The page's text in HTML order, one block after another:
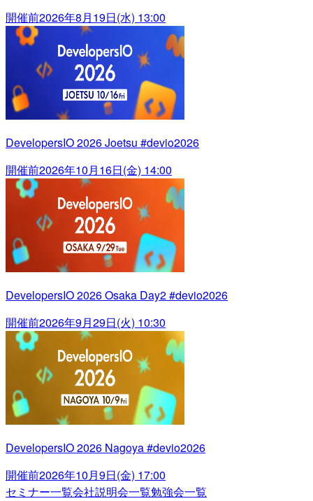
開催前2026年8月19日(水) 13:00
DevelopersIO 2026 Joetsu #devio2026
開催前2026年10月16日(金) 14:00
DevelopersIO 2026 Osaka Day2 #devio2026
開催前2026年9月29日(火) 10:30
DevelopersIO 2026 Nagoya #devio2026
開催前2026年10月9日(金) 17:00
セミナー一覧会社説明会一覧勉強会一覧